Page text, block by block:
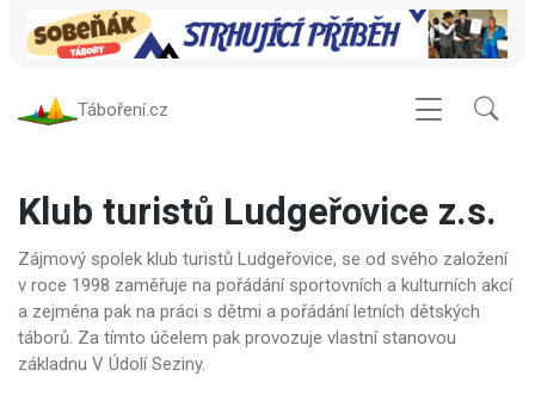
Táboření.cz
Klub turistů Ludgeřovice z.s.
Zájmový spolek klub turistů Ludgeřovice, se od svého založení
v roce 1998 zaměřuje na pořádání sportovních a kulturních akcí
a zejména pak na práci s dětmi a pořádání letních dětských
táborů. Za tímto účelem pak provozuje vlastní stanovou
základnu V Údolí Seziny.